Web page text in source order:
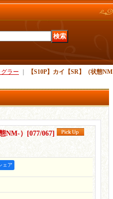
ラー
【S10P】カイ【SR】（状態NM
NM-） [077/067]
ェア